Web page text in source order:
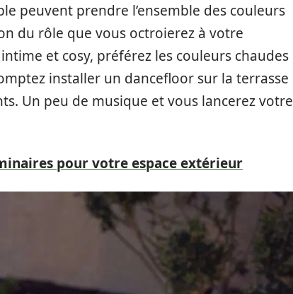
peuvent prendre l’ensemble des couleurs
du rôle que vous octroierez à votre
et cosy, préférez les couleurs chaudes
installer un dancefloor sur la terrasse
Un peu de musique et vous lancerez votre
pour votre espace extérieur